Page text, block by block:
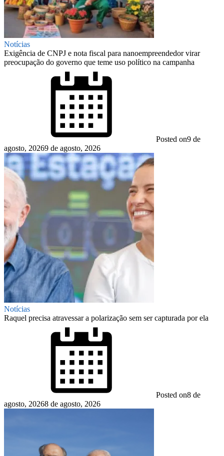
Notícias
Exigência de CNPJ e nota fiscal para nanoempreendedor virar
preocupação do governo que teme uso político na campanha
Posted on9 de
agosto, 20269 de agosto, 2026
Notícias
Raquel precisa atravessar a polarização sem ser capturada por ela
Posted on8 de
agosto, 20268 de agosto, 2026